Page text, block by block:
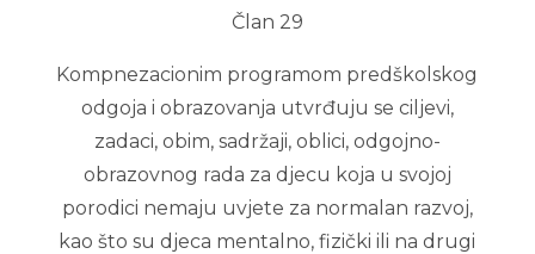
Član 29
Kompnezacionim programom predškolskog
odgoja i obrazovanja utvrđuju se ciljevi,
zadaci, obim, sadržaji, oblici, odgojno-
obrazovnog rada za djecu koja u svojoj
porodici nemaju uvjete za normalan razvoj,
kao što su djeca mentalno, fizički ili na drugi